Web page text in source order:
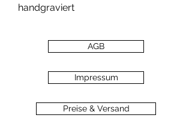
handgraviert
AGB
Impressum
Preise & Versand